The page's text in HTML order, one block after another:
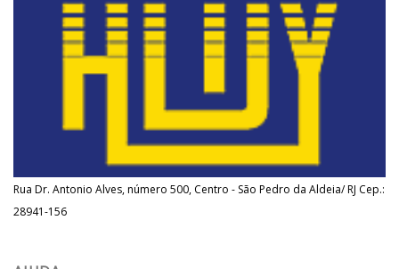
Rua Dr. Antonio Alves, número 500, Centro - São Pedro da Aldeia/ RJ Cep.:
28941-156